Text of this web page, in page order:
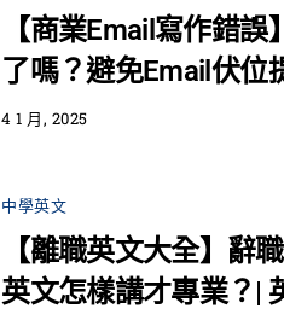
【商業Email寫作錯
了嗎？避免Email伏位
4 1 月, 2025
中學英文
【離職英文大全】辭
英文怎樣講才專業？|